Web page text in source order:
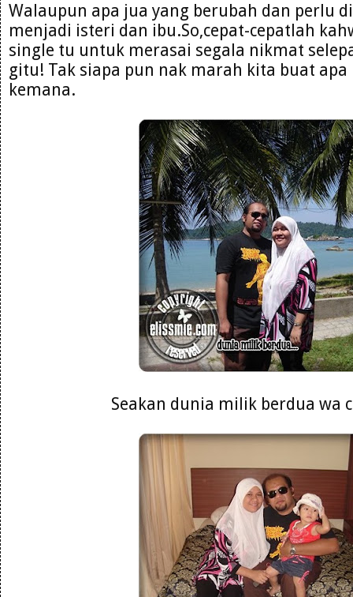
Walaupun apa jua yang berubah dan perlu
menjadi isteri dan ibu.So,cepat-cepatlah
single tu untuk merasai segala nikmat
gitu! Tak siapa pun nak marah kita buat
kemana.
Seakan dunia milik berdua wa